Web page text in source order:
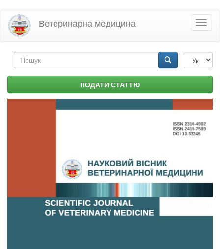
Перейти
основного
матеріалу
Ветеринарна медицина
Пошукова
форма ПОДАТИ СТАТТЮ